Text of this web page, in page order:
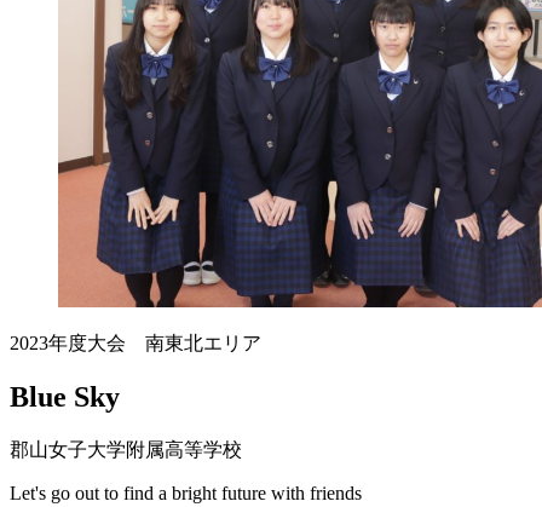
2023年度大会 南東北エリア
Blue Sky
郡山女子大学附属高等学校
Let's go out to find a bright future with friends